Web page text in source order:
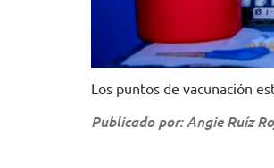
Los puntos de vacunación
Publicado por: Angie Ruíz